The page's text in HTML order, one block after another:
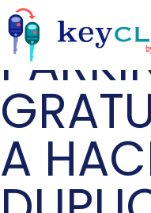
A